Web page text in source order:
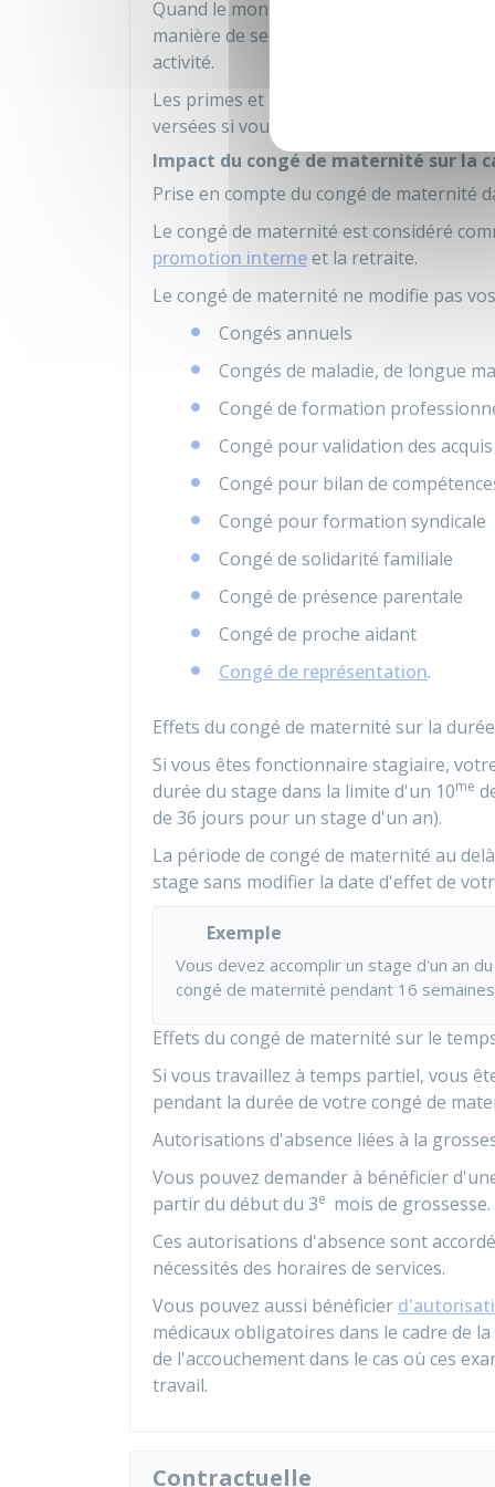
Quand le montant des primes et
manière de servir, votre chef de service
activité.
Les primes et indemnités qui rémunèrent
versées si vous êtes remplacée pendant
Impact du congé de maternité sur la
Prise en compte du congé de maternité
Le congé de maternité est considéré
promotion interneet la retraite.
Le congé de maternité ne modifie pas
Congés annuels
Congés de maladie, de longue
Congé de formation
Congé pour validation des
Congé pour bilan de
Congé pour formation syndicale
Congé de solidarité familiale
Congé de présence parentale
Congé de proche aidant
Congé de représentation.
Effets du congé de maternité sur la
Si vous êtes fonctionnaire stagiaire,
durée du stage dans la limite d'un 10me
de 36 jours pour un stage d'un an).
La période de congé de maternité au
stage sans modifier la date d'effet de
Exemple
Vous devez accomplir un stage d'un an du
congé de maternité pendant 16
Effets du congé de maternité sur le
Si vous travaillez à temps partiel, vous
pendant la durée de votre congé de
Autorisations d'absence liées à la
Vous pouvez demander à bénéficier
partir du début du 3e mois de grossesse.
Ces autorisations d'absence sont
nécessités des horaires de services.
Vous pouvez aussi bénéficier
médicaux obligatoires dans le cadre de
de l'accouchement dans le cas où ces
travail.
Contractuelle